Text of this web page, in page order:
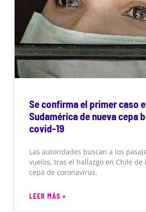
Se confirma el primer caso
Sudamérica de nueva cepa
covid-19
Las autoridades buscan a los
vuelos, tras el hallazgo en Chile de
cepa de coronavirus.
LEER MÁS »